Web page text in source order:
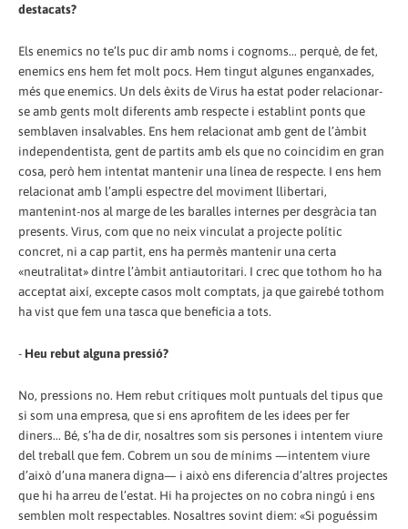
destacats?
Els enemics no te’ls puc dir amb noms i cognoms... perquè, de fet,
enemics ens hem fet molt pocs. Hem tingut algunes enganxades,
més que enemics. Un dels èxits de Virus ha estat poder relacionar-
se amb gents molt diferents amb respecte i establint ponts que
semblaven insalvables. Ens hem relacionat amb gent de l’àmbit
independentista, gent de partits amb els que no coincidim en gran
cosa, però hem intentat mantenir una línea de respecte. I ens hem
relacionat amb l’ampli espectre del moviment llibertari,
mantenint-nos al marge de les baralles internes per desgràcia tan
presents. Virus, com que no neix vinculat a projecte polític
concret, ni a cap partit, ens ha permès mantenir una certa
«neutralitat» dintre l’àmbit antiautoritari. I crec que tothom ho ha
acceptat així, excepte casos molt comptats, ja que gairebé tothom
ha vist que fem una tasca que beneficia a tots.
- Heu rebut alguna pressió?
No, pressions no. Hem rebut crítiques molt puntuals del tipus que
si som una empresa, que si ens aprofitem de les idees per fer
diners... Bé, s’ha de dir, nosaltres som sis persones i intentem viure
del treball que fem. Cobrem un sou de mínims —intentem viure
d’això d’una manera digna— i això ens diferencia d’altres projectes
que hi ha arreu de l’estat. Hi ha projectes on no cobra ningú i ens
semblen molt respectables. Nosaltres sovint diem: «Si poguéssim